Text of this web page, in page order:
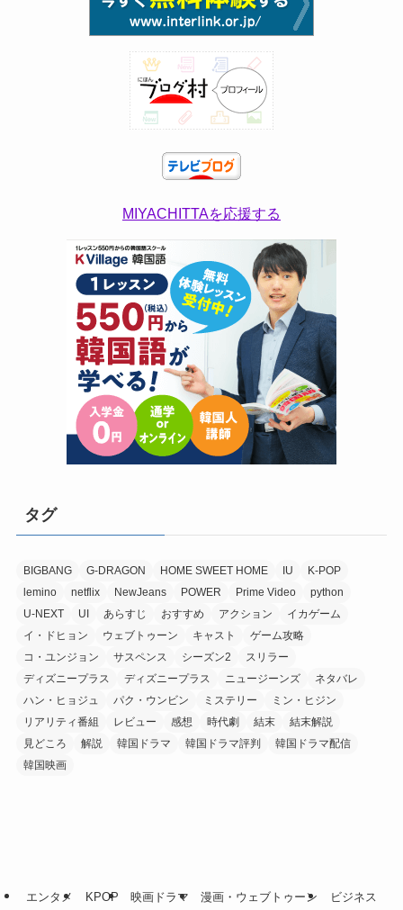
MIYACHITTAを応援する
タグ
BIGBANG G-DRAGON HOME SWEET HOME IU
K-POP
lemino
netflix NewJeans POWER Prime Video
python
U-NEXT
UI あらすじ おすすめ アクション
イカゲーム
イ・ドヒョン
ウェブトゥーン キャスト
ゲーム攻略
コ・ユンジョン
サスペンス シーズン2
スリラー
ディズニープラス
ディズニープラス ニュージーンズ
ネタバレ
ハン・ヒョジュ
パク・ウンビン ミステリー
ミン・ヒジン
リアリティ番組
レビュー 感想 時代劇 結末
結末解説
見どころ
解説 韓国ドラマ 韓国ドラマ評判
韓国ドラマ配信
韓国映画
エンタメ KPOP 映画ドラマ 漫画・ウェブトゥーン ビジネス